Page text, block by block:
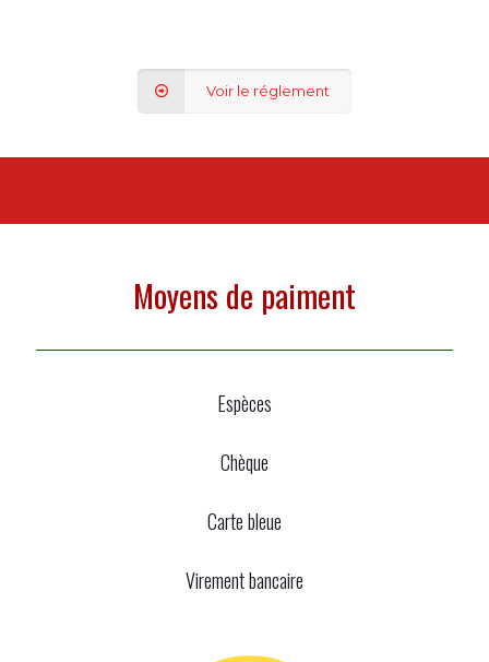
Voir le réglement
Moyens de paiment
Espèces
Chèque
Carte bleue
Virement bancaire